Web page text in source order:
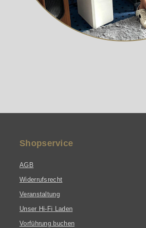
Gerader 8,6-Zoll-Tonarm
Einstellung für die Antiskating-
Tonarmkabel Pro-Ject Connect it
Shopservice
AGB
Widerrufsrecht
Veranstaltung
Unser Hi-Fi Laden
Vorführung buchen